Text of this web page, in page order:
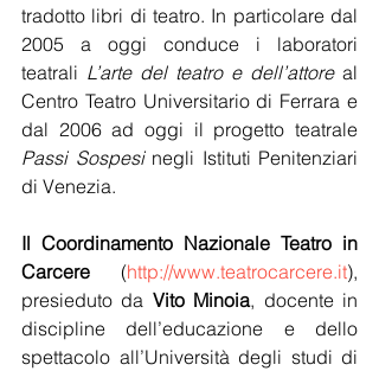
tradotto libri di teatro. In particolare dal
2005 a oggi conduce i laboratori
teatrali L’arte del teatro e dell’attore al
Centro Teatro Universitario di Ferrara e
Passi Sospesi negli Istituti Penitenziari
di Venezia.
Il Coordinamento Nazionale Teatro in
Carcere (http://www.teatrocarcere.it),
presieduto da Vito Minoia, docente in
discipline dell’educazione e dello
spettacolo all’Università degli studi di